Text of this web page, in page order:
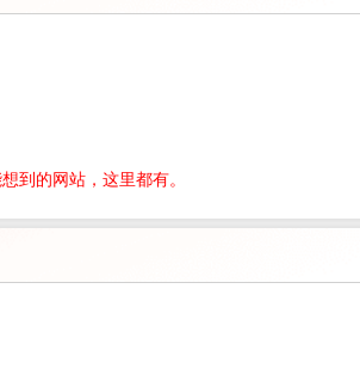
到的网站，这里都有。